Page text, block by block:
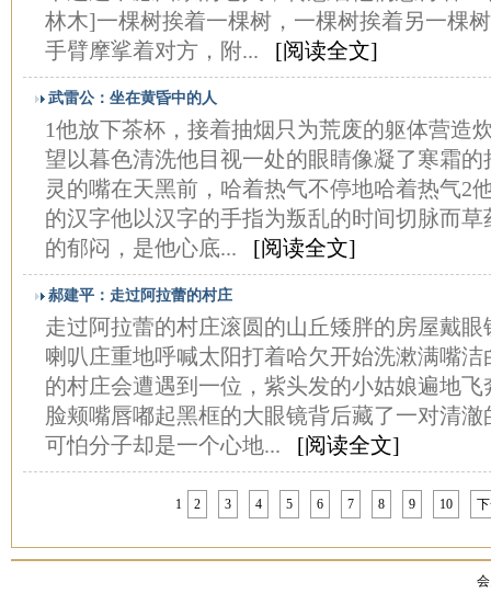
林木]一棵树挨着一棵树，一棵树挨着另一棵
手臂摩挲着对方，附... [阅读全文]
武雷公：坐在黄昏中的人
1他放下茶杯，接着抽烟只为荒废的躯体营造
望以暮色清洗他目视一处的眼睛像凝了寒霜
灵的嘴在天黑前，哈着热气不停地哈着热气2
的汉字他以汉字的手指为叛乱的时间切脉而
的郁闷，是他心底... [阅读全文]
郝建平：走过阿拉蕾的村庄
走过阿拉蕾的村庄滚圆的山丘矮胖的房屋戴
喇叭庄重地呼喊太阳打着哈欠开始洗漱满嘴
的村庄会遭遇到一位，紫头发的小姑娘遍地
脸颊嘴唇嘟起黑框的大眼镜背后藏了一对清
可怕分子却是一个心地... [阅读全文]
1 2 3 4 5 6 7 8 9 10